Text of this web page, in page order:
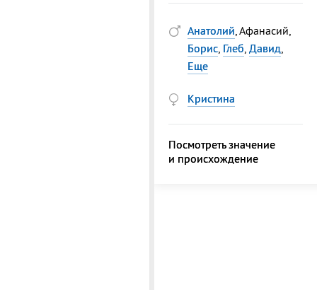
Анатолий, Афанасий,
Борис, Глеб, Давид,
Еще
Кристина
Посмотреть значение
и происхождение